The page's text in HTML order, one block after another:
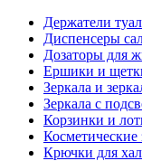
Держатели
Диспенсеры
Дозаторы для
Ершики и
Зеркала и
Зеркала с
Корзинки и
Косметические
Крючки для